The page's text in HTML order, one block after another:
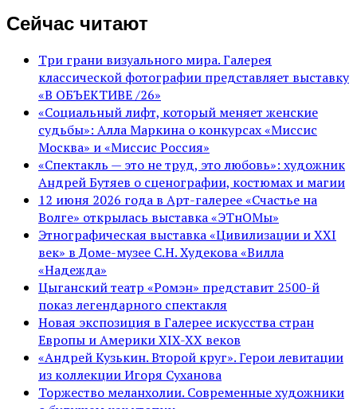
Сейчас читают
Три грани визуального мира. Галерея
классической фотографии представляет выставку
«В ОБЪЕКТИВЕ /26»
«Социальный лифт, который меняет женские
судьбы»: Алла Маркина о конкурсах «Миссис
Москва» и «Миссис Россия»
«Спектакль — это не труд, это любовь»: художник
Андрей Бутяев о сценографии, костюмах и магии
12 июня 2026 года в Арт-галерее «Счастье на
Волге» открылась выставка «ЭТнОМы»
Этнографическая выставка «Цивилизации и ХХI
век» в Доме-музее С.Н. Худекова «Вилла
«Надежда»
Цыганский театр «Ромэн» представит 2500-й
показ легендарного спектакля
Новая экспозиция в Галерее искусства стран
Европы и Америки XIX-XX веков
«Андрей Кузькин. Второй круг». Герои левитации
из коллекции Игоря Суханова
Торжество меланхолии. Современные художники